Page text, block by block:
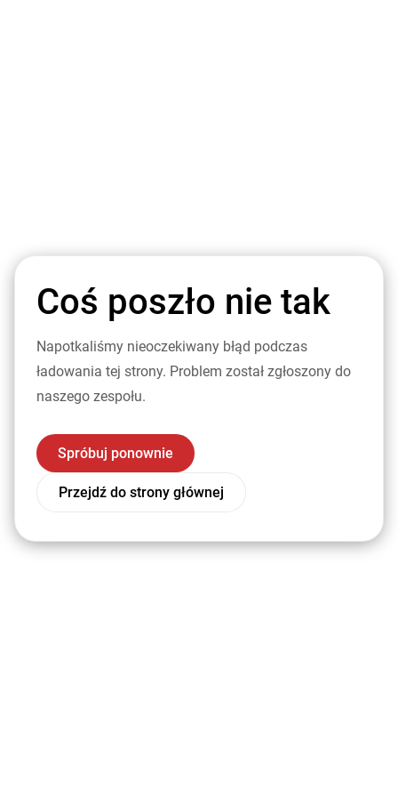
Coś poszło nie tak
Napotkaliśmy nieoczekiwany błąd podczas
ładowania tej strony. Problem został zgłoszony do
naszego zespołu.
Spróbuj ponownie
Przejdź do strony głównej